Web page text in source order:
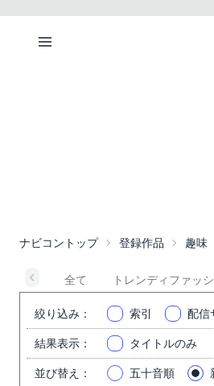
ナビコントップ 登録作品 趣味
全て トレンディファッ
絞り込み ： 索引 配信
結果表示 ： タイトルのみ
並び替え ： 五十音順